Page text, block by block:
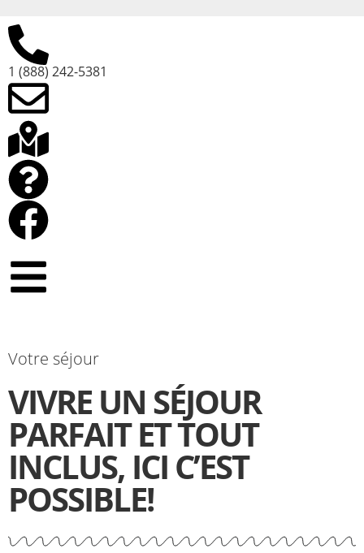
1 (888) 242-5381
Votre séjour
VIVRE UN SÉJOUR
PARFAIT ET TOUT
INCLUS, ICI C’EST
POSSIBLE!